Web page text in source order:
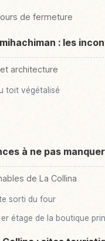
de fermeture
: les
architecture
toit végétalisé
à ne pas manquer
de La Collina
sorti du four
étage de la boutique